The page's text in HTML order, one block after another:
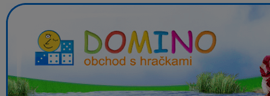
Domino - obchod s hračkami